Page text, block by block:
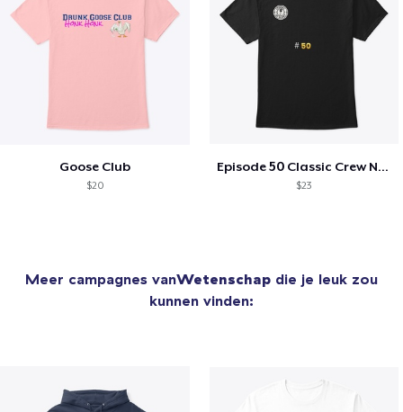
Goose Club
$20
Episode 50 Classic Crew Neck T-Shirt
$23
Meer campagnes vanWetenschap die je leuk zou
kunnen vinden: